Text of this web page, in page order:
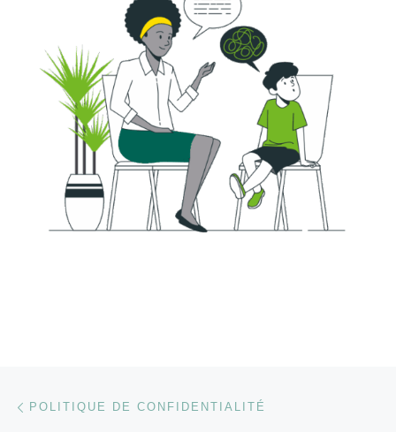
Parcourir les articles
POLITIQUE DE CONFIDENTIALITÉ